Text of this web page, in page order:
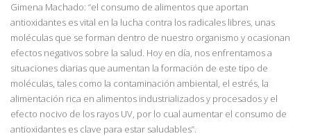
Gimena Machado: “el consumo de alimentos que aportan
antioxidantes es vital en la lucha contra los radicales libres, unas
moléculas que se forman dentro de nuestro organismo y ocasionan
efectos negativos sobre la salud. Hoy en día, nos enfrentamos a
situaciones diarias que aumentan la formación de este tipo de
moléculas, tales como la contaminación ambiental, el estrés, la
alimentación rica en alimentos industrializados y procesados y el
efecto nocivo de los rayos UV, por lo cual aumentar el consumo de
antioxidantes es clave para estar saludables”.